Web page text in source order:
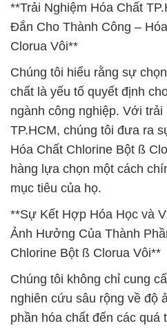
**Trải Nghiệm Hóa Chất
Đắn Cho Thành Công –
Clorua Vôi**
Chúng tôi hiểu rằng sự
chất là yếu tố quyết định
ngành công nghiệp. Với
TP.HCM, chúng tôi đưa ra
Hóa Chất Chlorine Bột ß
hàng lựa chọn một cách
mục tiêu của họ.
**Sự Kết Hợp Hóa Học và
Ảnh Hưởng Của Thành
Chlorine Bột ß Clorua Vôi**
Chúng tôi không chỉ cung
nghiên cứu sâu rộng về độ
phần hóa chất đến các quá